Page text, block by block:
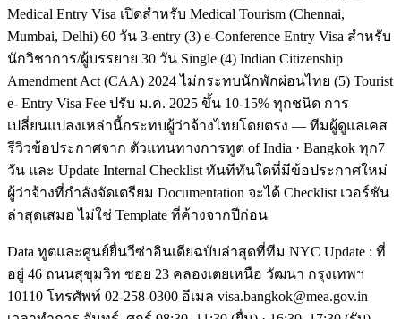
Medical Entry Visa เปิดสำหรับ Medical Tourism (Chennai,
Mumbai, Delhi) 60 วัน 3-entry (3) e-Conference Entry Visa สำหรับ
นักวิชาการ/ผู้บรรยาย 30 วัน Single (4) Indian Citizenship
Amendment Act (CAA) 2024 ไม่กระทบนักพักผ่อนไทย (5) Tourist
e- Entry Visa Fee ปรับ ม.ค. 2025 ขึ้น 10-15% ทุกชนิด การ
เปลี่ยนแปลงเหล่านี้กระทบผู้ว่าจ้างไทยโดยตรง — ทีมผู้ดูแลเคส
รีวิวข้อประกาศจาก ตัวแทนทางการทูต of India · Bangkok ทุก7
วัน และ Update Internal Checklist ทันทีทันใดที่มีข้อประกาศใหม่
ผู้ว่าจ้างที่กำลังจัดเตรียม Documentation จะได้ Checklist เวอร์ชัน
ล่าสุดเสมอ ไม่ใช่ Template ที่ค้างจากปีก่อน
Data ทูตและศูนย์ยื่นวีซ่าอินเดียฉบับล่าสุดที่ทีม NYC Update : ที่
อยู่ 46 ถนนสุขุมวิท ซอย 23 คลองเตยเหนือ วัฒนา กรุงเทพฯ
10110 โทรศัพท์ 02-258-0300 อีเมล visa.bangkok@mea.gov.in